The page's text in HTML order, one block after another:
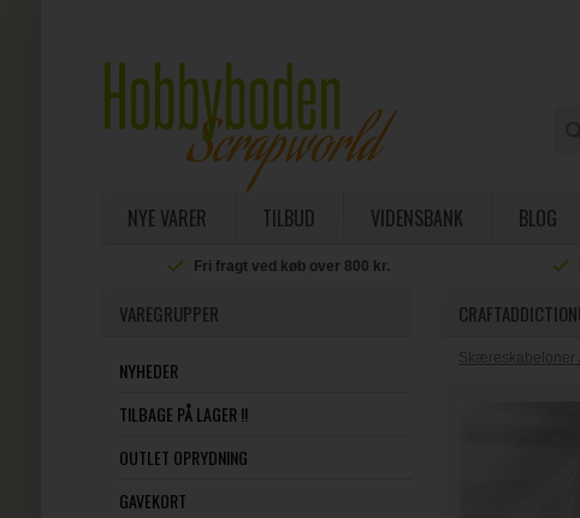
NYE VARER TILBUD VIDENSBANK BLOG
Fri fragt ved køb over 800 kr.
VAREGRUPPER
NYHEDER
TILBAGE PÅ LAGER !!
OUTLET OPRYDNING
GAVEKORT
Skæreskabeloner